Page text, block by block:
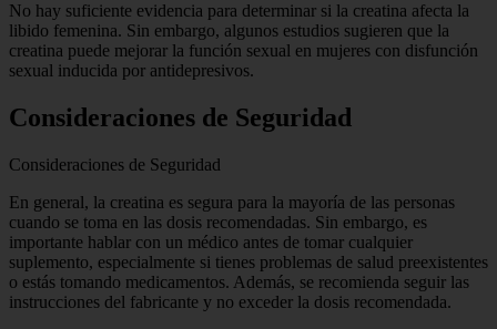
No hay suficiente evidencia para determinar si la creatina afecta la
libido femenina. Sin embargo, algunos estudios sugieren que la
creatina puede mejorar la función sexual en mujeres con disfunción
sexual inducida por antidepresivos.
Consideraciones de Seguridad
Consideraciones de Seguridad
En general, la creatina es segura para la mayoría de las personas
cuando se toma en las dosis recomendadas. Sin embargo, es
importante hablar con un médico antes de tomar cualquier
suplemento, especialmente si tienes problemas de salud preexistentes
o estás tomando medicamentos. Además, se recomienda seguir las
instrucciones del fabricante y no exceder la dosis recomendada.